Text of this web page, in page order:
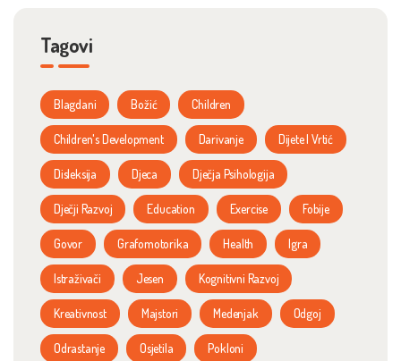
Tagovi
Blagdani Božić Children
Children's Development Darivanje Dijete I Vrtić
Disleksija Djeca Dječja Psihologija
Dječji Razvoj Education Exercise Fobije
Govor Grafomotorika Health Igra
Istraživači Jesen Kognitivni Razvoj
Kreativnost Majstori Medenjak Odgoj
Odrastanje Osjetila Pokloni